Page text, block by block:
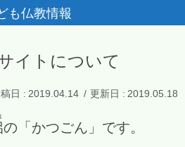
も仏教情報
イトについて
2019.04.14 2019.05.18
の「かつごん」です。